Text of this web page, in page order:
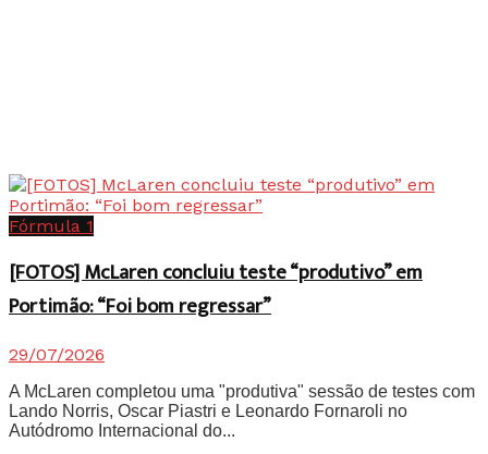
Fórmula 1
[FOTOS] McLaren concluiu teste “produtivo” em
Portimão: “Foi bom regressar”
29/07/2026
A McLaren completou uma "produtiva" sessão de testes com
Lando Norris, Oscar Piastri e Leonardo Fornaroli no
Autódromo Internacional do...